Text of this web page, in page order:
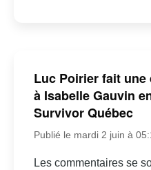
Luc Poirier fait une
à Isabelle Gauvin
Survivor Québec
Publié le mardi 2 juin à
Les commentaires se